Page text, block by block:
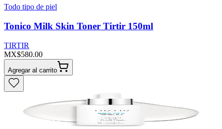
Todo tipo de piel
Tonico Milk Skin Toner Tirtir 150ml
TIRTIR
MX$580.00
Agregar al carrito